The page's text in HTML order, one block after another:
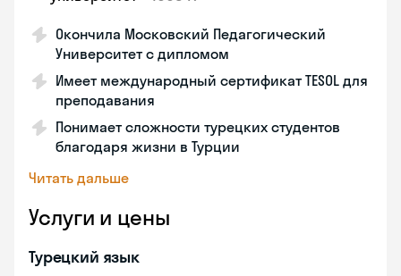
Окончила Московский Педагогический
Университет с дипломом
Имеет международный сертификат TESOL для
преподавания
Понимает сложности турецких студентов
благодаря жизни в Турции
Читать дальше
Услуги и цены
Турецкий язык